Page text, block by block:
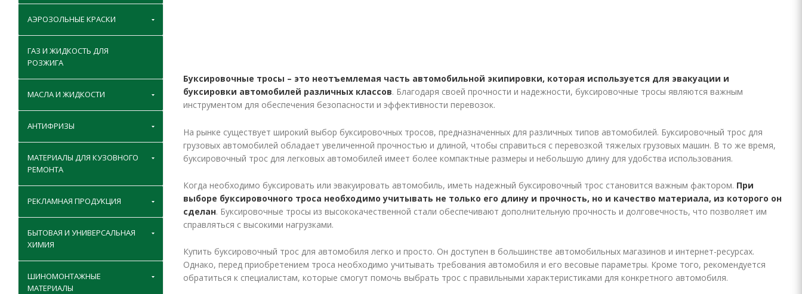
Буксировочные тросы – это неотъемлемая часть автомобильной экипировки, которая используется для эвакуации и
буксировки автомобилей различных классов. Благодаря своей прочности и надежности, буксировочные тросы являются важным
инструментом для обеспечения безопасности и эффективности перевозок.
На рынке существует широкий выбор буксировочных тросов, предназначенных для различных типов автомобилей. Буксировочный трос для
грузовых автомобилей обладает увеличенной прочностью и длиной, чтобы справиться с перевозкой тяжелых грузовых машин. В то же время,
буксировочный трос для легковых автомобилей имеет более компактные размеры и небольшую длину для удобства использования.
Когда необходимо буксировать или эвакуировать автомобиль, иметь надежный буксировочный трос становится важным фактором. При
выборе буксировочного троса необходимо учитывать не только его длину и прочность, но и качество материала, из которого он
сделан. Буксировочные тросы из высококачественной стали обеспечивают дополнительную прочность и долговечность, что позволяет им
справляться с высокими нагрузками.
Купить буксировочный трос для автомобиля легко и просто. Он доступен в большинстве автомобильных магазинов и интернет-ресурсах.
Однако, перед приобретением троса необходимо учитывать требования автомобиля и его весовые параметры. Кроме того, рекомендуется
обратиться к специалистам, которые смогут помочь выбрать трос с правильными характеристиками для конкретного автомобиля.
АЭРОЗОЛЬНЫЕ КРАСКИ
ГАЗ И ЖИДКОСТЬ ДЛЯ
РОЗЖИГА
МАСЛА И ЖИДКОСТИ
АНТИФРИЗЫ
МАТЕРИАЛЫ ДЛЯ КУЗОВНОГО
РЕМОНТА
РЕКЛАМНАЯ ПРОДУКЦИЯ
БЫТОВАЯ И УНИВЕРСАЛЬНАЯ
ХИМИЯ
ШИНОМОНТАЖНЫЕ
МАТЕРИАЛЫ